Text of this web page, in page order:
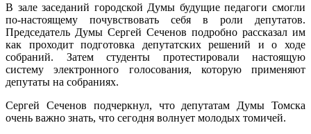
В зале заседаний городской Думы будущие педагоги смогли
по-настоящему почувствовать себя в роли депутатов.
Председатель Думы Сергей Сеченов подробно рассказал им
как проходит подготовка депутатских решений и о ходе
собраний. Затем студенты протестировали настоящую
систему электронного голосования, которую применяют
депутаты на собраниях.
Сергей Сеченов подчеркнул, что депутатам Думы Томска
очень важно знать, что сегодня волнует молодых томичей.